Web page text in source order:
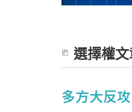
選擇權文
多方大反